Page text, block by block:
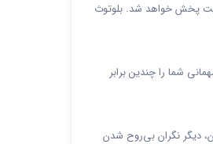
پخش خواهد شد. بلوتوث
شما را چندین برابر
دیگر نگران بی‌روح شدن